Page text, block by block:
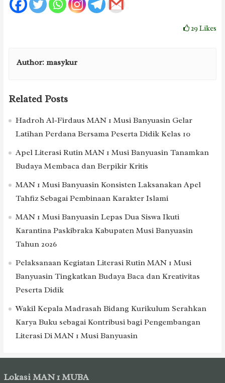
29Likes
Author: masykur
Related Posts
Hadroh Al-Firdaus MAN 1 Musi Banyuasin Gelar
Latihan Perdana Bersama Peserta Didik Kelas 10
Apel Literasi Rutin MAN 1 Musi Banyuasin Tanamkan
Budaya Membaca dan Berpikir Kritis
MAN 1 Musi Banyuasin Konsisten Laksanakan Apel
Tahfiz Sebagai Pembinaan Karakter Islami
MAN 1 Musi Banyuasin Lepas Dua Siswa Ikuti
Karantina Paskibraka Kabupaten Musi Banyuasin
Tahun 2026
Pelaksanaan Kegiatan Literasi Rutin MAN 1 Musi
Banyuasin Tingkatkan Budaya Baca dan Kreativitas
Peserta Didik
Wakil Kepala Madrasah Bidang Kurikulum Serahkan
Karya Buku sebagai Kontribusi bagi Pengembangan
Literasi Di MAN 1 Musi Banyuasin
Lokasi MAN 1 MUBA